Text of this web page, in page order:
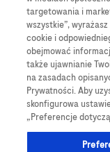
Globalne
Global Roche
Platforma Accu-
Global Roche
Wszystkie
targetowania i
wszystkie”,
cookie i
obejmować
także ujawnianie
na zasadach
Prywatności. Aby
skonfigurowa
„Preferencje